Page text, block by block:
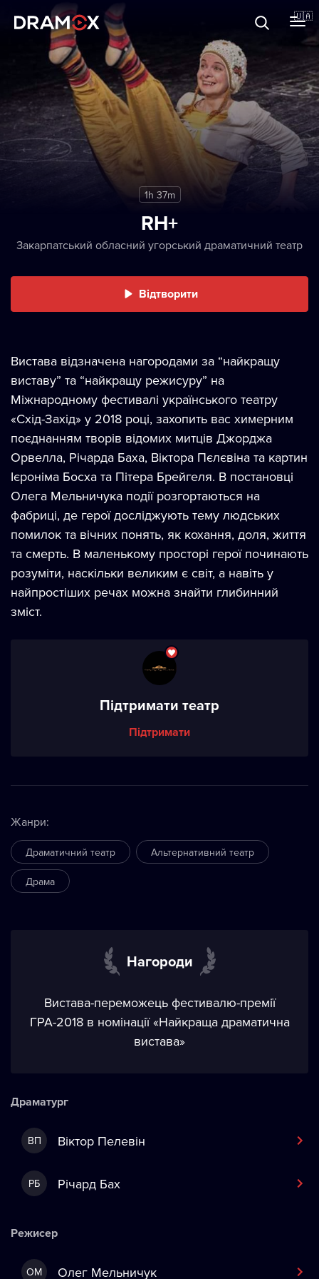
🇺🇦
Cертифікати
Зареєструватися
1h 37m
RH+
Закарпатський обласний угорський драматичний театр
Відтворити
Вистава відзначена нагородами за “найкращу
виставу” та “найкращу режисуру” на
Міжнародному фестивалі українського театру
«Схід-Захід» у 2018 році, захопить вас химерним
поєднанням творів відомих митців Джорджа
Орвелла, Річарда Баха, Віктора Пєлєвіна та картин
Ієроніма Босха та Пітера Брейгеля. В постановці
Олега Мельничука події розгортаються на
фабриці, де герої досліджують тему людських
помилок та вічних понять, як кохання, доля, життя
та смерть. В маленькому просторі герої починають
розуміти, наскільки великим є світ, а навіть у
найпростіших речах можна знайти глибинний
зміст.
Підтримати театр
Підтримати
Жанри:
Драматичний театр Альтернативний театр
Драма
Нагороди
Вистава-переможець фестивалю-премії
ГРА-2018 в номінації «Найкраща драматична
вистава»
Драматург
ВП Віктор Пелевін
РБ Річард Бах
Режисер
ОМ Олег Мельничук